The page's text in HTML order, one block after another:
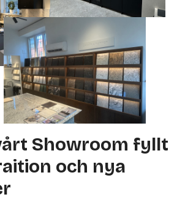
Showroom fyllt
och nya